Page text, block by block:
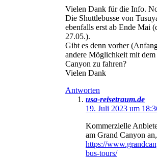
Vielen Dank für die Info.
Die Shuttlebusse von
ebenfalls erst ab Ende Mai
27.05.).
Gibt es denn vorher
andere Möglichkeit mit
Canyon zu fahren?
Vielen Dank
Antworten
usa-reisetraum.de
19. Juli 2023 um
Kommerzielle
am Grand Canyon
https://
bus-tours/